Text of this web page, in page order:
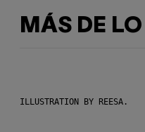
MÁS DE
ILLUSTRATION BY REESA.